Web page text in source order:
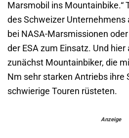
Marsmobil ins Mountainbike.“
des Schweizer Unternehmens
bei NASA-Marsmissionen
der ESA zum Einsatz. Und
zunächst Mountainbiker, die
Nm sehr starken Antriebs ihre
schwierige Touren rüsteten.
Anzeige